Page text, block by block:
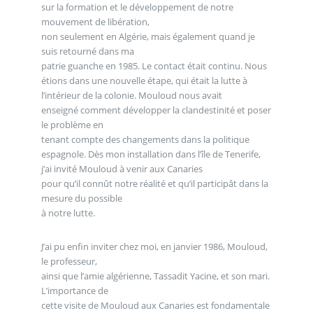
sur la formation et le développement de notre
mouvement de libération,
non seulement en Algérie, mais également quand je
suis retourné dans ma
patrie guanche en 1985. Le contact était continu. Nous
étions dans une nouvelle étape, qui était la lutte à
l’intérieur de la colonie. Mouloud nous avait
enseigné comment développer la clandestinité et poser
le problème en
tenant compte des changements dans la politique
espagnole. Dès mon installation dans l’île de Tenerife,
j’ai invité Mouloud à venir aux Canaries
pour qu’il connût notre réalité et qu’il participât dans la
mesure du possible
à notre lutte.
J’ai pu enfin inviter chez moi, en janvier 1986, Mouloud,
le professeur,
ainsi que l’amie algérienne, Tassadit Yacine, et son mari.
L’importance de
cette visite de Mouloud aux Canaries est fondamentale